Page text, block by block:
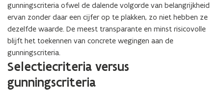
gunningscriteria ofwel de dalende volgorde van belangrijkheid
ervan zonder daar een cijfer op te plakken, zo niet hebben ze
dezelfde waarde. De meest transparante en minst risicovolle
blijft het toekennen van concrete wegingen aan de
gunningscriteria.
Selectiecriteria versus
gunningscriteria